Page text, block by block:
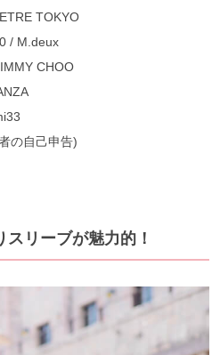
TOKYO
/ M.deux
CHOO
の自己申告)
リーブが魅力的！